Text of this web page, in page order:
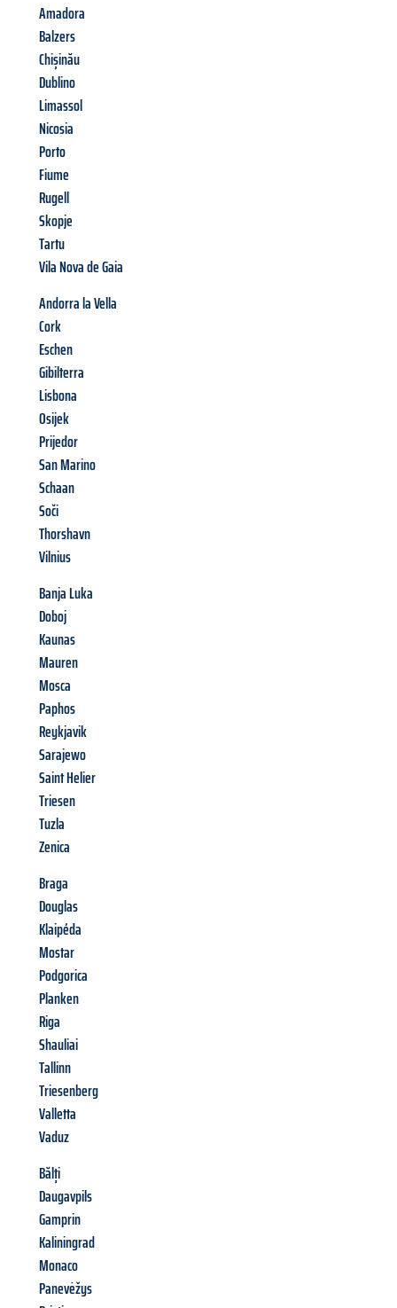
Amadora
Balzers
Chișinău
Dublino
Limassol
Nicosia
Porto
Fiume
Rugell
Skopje
Tartu
Vila Nova de Gaia
Andorra la Vella
Cork
Eschen
Gibilterra
Lisbona
Osijek
Prijedor
San Marino
Schaan
Soči
Thorshavn
Vilnius
Banja Luka
Doboj
Kaunas
Mauren
Mosca
Paphos
Reykjavik
Sarajewo
Saint Helier
Triesen
Tuzla
Zenica
Braga
Douglas
Klaipéda
Mostar
Podgorica
Planken
Riga
Shauliai
Tallinn
Triesenberg
Valletta
Vaduz
Bălți
Daugavpils
Gamprin
Kaliningrad
Monaco
Panevėžys